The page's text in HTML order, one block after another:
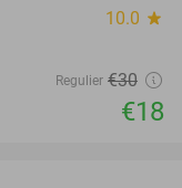
10.0 star
Regulier €30
€18